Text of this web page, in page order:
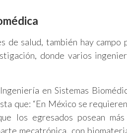
salud, también hay campo
donde varios
en Sistemas
que: “En México se
los egresados posean
mecatrónica, con